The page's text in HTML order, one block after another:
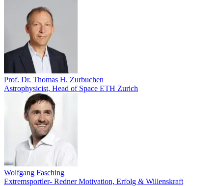
Prof. Dr. Thomas H. Zurbuchen
Astrophysicist, Head of Space ETH Zurich
Wolfgang Fasching
Extremsportler- Redner Motivation, Erfolg & Willenskraft